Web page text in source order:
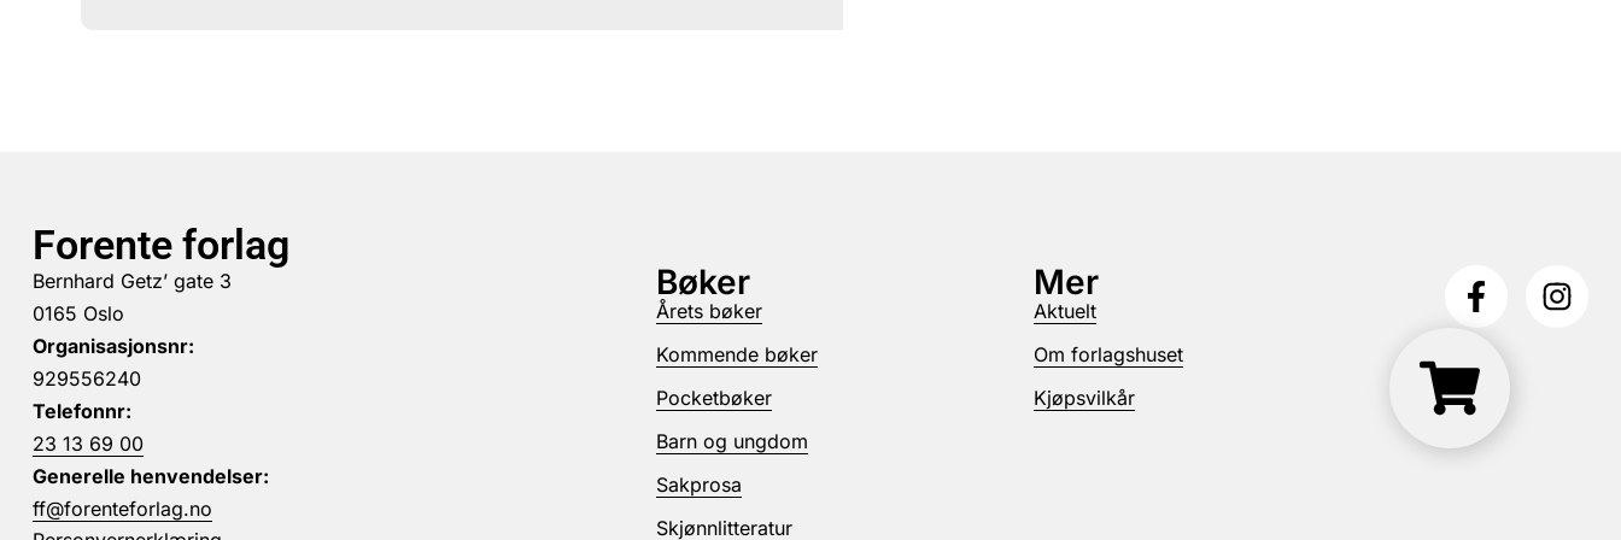
Forente forlag
Bernhard Getz’ gate 3
0165 Oslo
Organisasjonsnr:
929556240
Telefonnr:
23 13 69 00
Generelle henvendelser:
ff@forenteforlag.no
Bøker
Årets bøker
Kommende bøker
Pocketbøker
Barn og ungdom
Sakprosa
Skjønnlitteratur
Mer
Aktuelt
Om forlagshuset
Kjøpsvilkår